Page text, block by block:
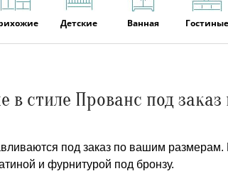
Детские Ванная Гостиные
буфеты
в стиле Прованс под
под заказ по вашим
и фурнитурой под бронзу.